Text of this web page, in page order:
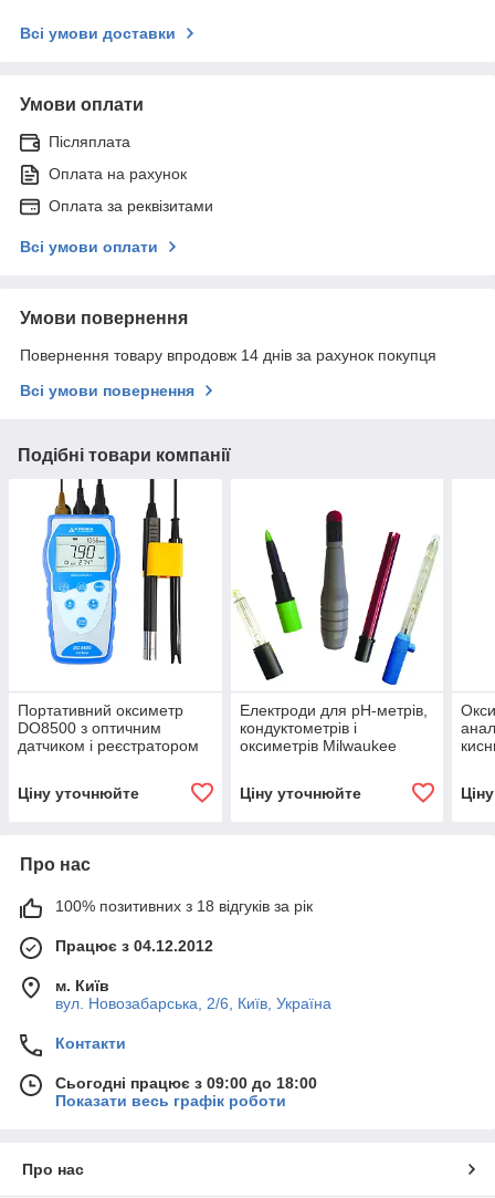
Всі умови доставки
Умови оплати
Післяплата
Оплата на рахунок
Оплата за реквізитами
Всі умови оплати
Умови повернення
Повернення товару впродовж 14 днів за рахунок покупця
Всі умови повернення
Подібні товари компанії
Портативний оксиметр
DO8500 з оптичним
датчиком і реєстратором
Ціну уточнюйте
Електроди для pH-метрів,
кондуктометрів і
оксиметрів Milwaukee
Ціну уточнюйте
Про нас
100% позитивних з 18 відгуків за рік
Працює з 04.12.2012
м. Київ
вул. Новозабарська, 2/6, Київ, Україна
Контакти
Сьогодні працює з 09:00 до 18:00
Показати весь графік роботи
Про нас